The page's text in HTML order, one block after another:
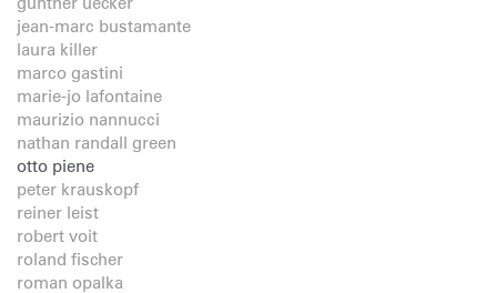
jean-marc bustamante
laura killer
marco gastini
marie-jo lafontaine
maurizio nannucci
nathan randall green
otto piene
peter krauskopf
reiner leist
robert voit
roland fischer
roman opalka